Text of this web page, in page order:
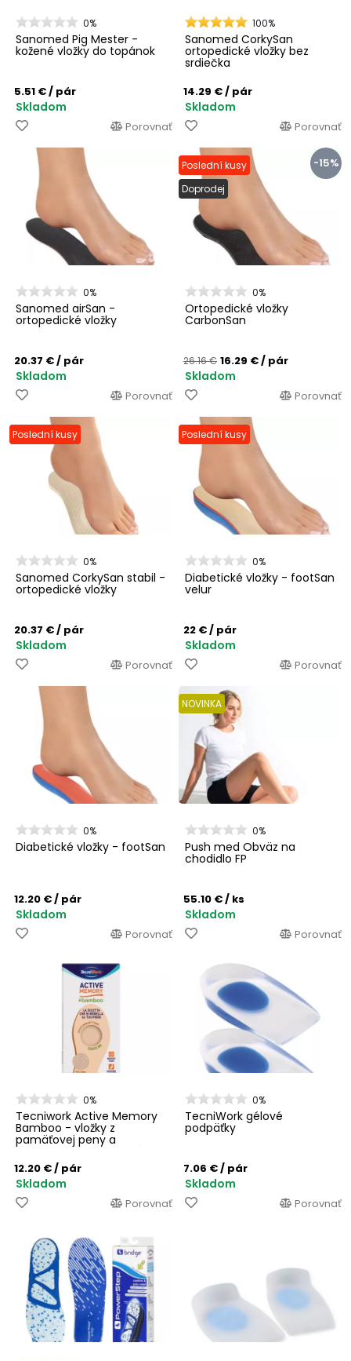
0%
Sanomed Pig Mester -
kožené vložky do topánok
5.51 €/ pár
Skladom
Porovnať
100%
Sanomed CorkySan
ortopedické vložky bez
srdiečka
14.29 €/ pár
Skladom
Porovnať
0%
Sanomed airSan -
ortopedické vložky
20.37 €/ pár
Skladom
Porovnať
-15%
Poslední kusy
Doprodej
0%
Ortopedické vložky
CarbonSan
26.16 € 16.29 €/ pár
Skladom
Porovnať
Poslední kusy
0%
Sanomed CorkySan stabil -
ortopedické vložky
20.37 €/ pár
Skladom
Porovnať
Poslední kusy
0%
Diabetické vložky - footSan
velur
22 €/ pár
Skladom
Porovnať
0%
Diabetické vložky - footSan
12.20 €/ pár
Skladom
Porovnať
NOVINKA
0%
Push med Obväz na
chodidlo FP
55.10 €/ ks
Skladom
Porovnať
0%
Tecniwork Active Memory
Bamboo - vložky z
pamäťovej peny a
poťahom z bambusových
vlákien
12.20 €/ pár
Skladom
Porovnať
0%
TecniWork gélové
podpäťky
7.06 €/ pár
Skladom
Porovnať